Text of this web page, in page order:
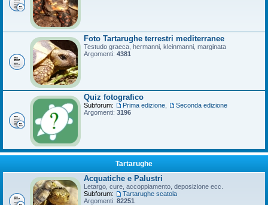
Foto Tartarughe terrestri mediterranee
Testudo graeca, hermanni, kleinmanni, marginata
Argomenti: 4381
Quiz fotografico
Subforum: Prima edizione
Seconda edizione
Argomenti: 3196
Tartarughe
Acquatiche e Palustri
Letargo, cure, accoppiamento, deposizione ecc.
Subforum:
Tartarughe scatola
Argomenti: 82251